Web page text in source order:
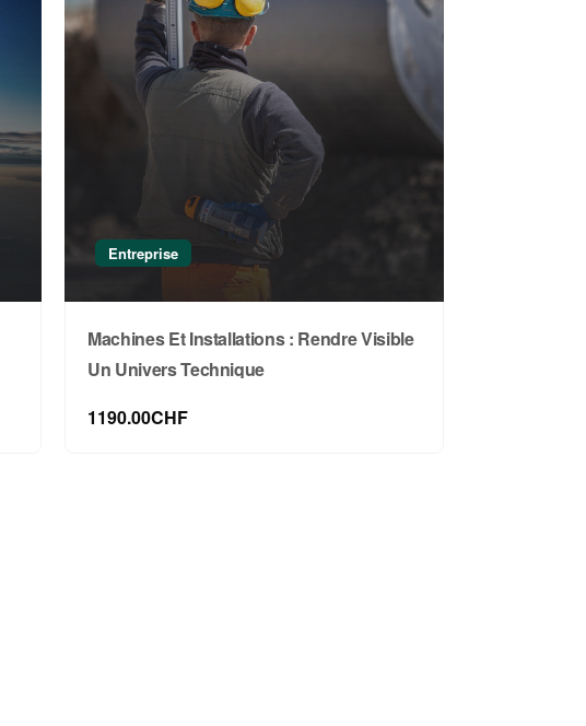
Entreprise
Machines Et Installations : Rendre Visible
Un Univers Technique
1190.00CHF